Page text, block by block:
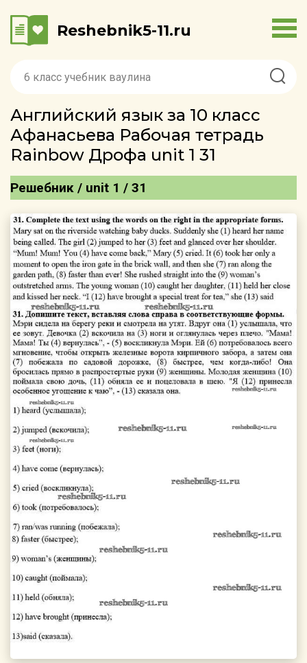
Reshebnik5-11.ru
Английский язык за 10 класс
Афанасьева Рабочая тетрадь
Rainbow Дрофа unit 1 31
Решебник / unit 1 / 31